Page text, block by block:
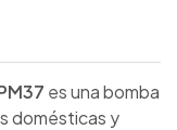
es una bomba
domésticas y